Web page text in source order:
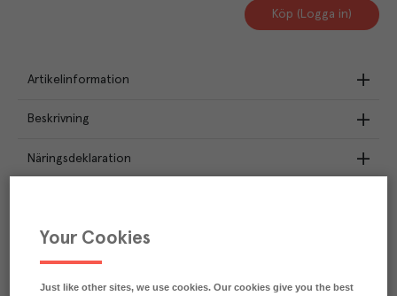
Köp (Logga in)
Artikelinformation
Beskrivning
Näringsdeklaration
Varje kilo av varan påverkar klimatet motsvarande
utsläppen av 0.7 kg koldioxid.
Your Cookies
Just like other sites, we use cookies. Our cookies give you the best